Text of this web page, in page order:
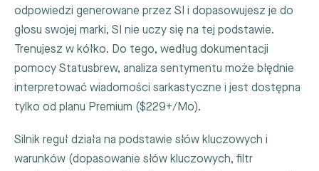
odpowiedzi generowane przez SI i dopasowujesz je do
głosu swojej marki, SI nie uczy się na tej podstawie.
Trenujesz w kółko. Do tego, według dokumentacji
pomocy Statusbrew, analiza sentymentu może błędnie
interpretować wiadomości sarkastyczne i jest dostępna
tylko od planu Premium ($229+/Mo).
Silnik reguł działa na podstawie słów kluczowych i
warunków (dopasowanie słów kluczowych, filtr